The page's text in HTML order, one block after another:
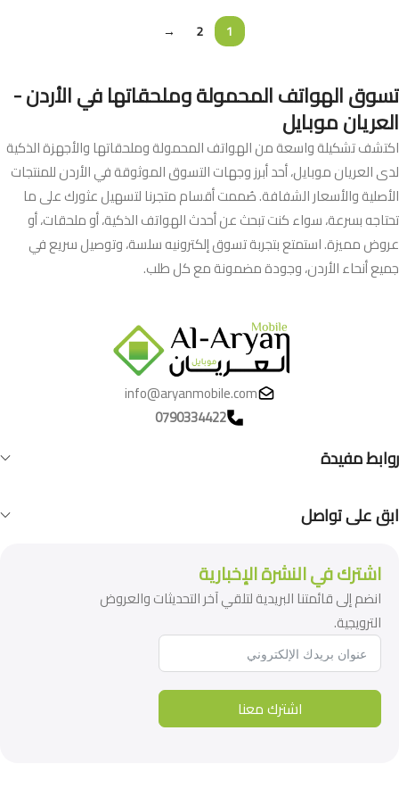
1
2
→
تسوق الهواتف المحمولة وملحقاتها في الأردن -
العريان موبايل
اكتشف تشكيلة واسعة من الهواتف المحمولة وملحقاتها والأجهزة الذكية
لدى العريان موبايل، أحد أبرز وجهات التسوق الموثوقة في الأردن للمنتجات
الأصلية والأسعار الشفافة. صُممت أقسام متجرنا لتسهيل عثورك على ما
تحتاجه بسرعة، سواء كنت تبحث عن أحدث الهواتف الذكية، أو ملحقات، أو
عروض مميزة. استمتع بتجربة تسوق إلكترونيه سلسة، وتوصيل سريع في
جميع أنحاء الأردن، وجودة مضمونة مع كل طلب.
info@aryanmobile.com
0790334422
روابط مفيدة
ابق على تواصل
اشترك في النشرة الإخبارية
انضم إلى قائمتنا البريدية لتلقي آخر التحديثات والعروض
الترويجية.
اشترك معنا